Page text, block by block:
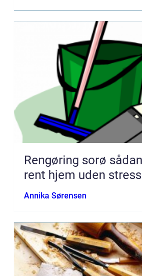
Rengøring sorø sådan får du et
rent hjem uden stress
Annika Sørensen